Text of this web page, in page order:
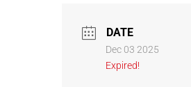
DATE
Dec 03 2025
Expired!